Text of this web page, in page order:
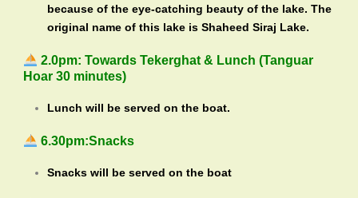
because of the eye-catching beauty of the lake. The
original name of this lake is Shaheed Siraj Lake.
2.0pm: Towards Tekerghat & Lunch (Tanguar
Hoar 30 minutes)
Lunch will be served on the boat.
6.30pm:Snacks
Snacks will be served on the boat